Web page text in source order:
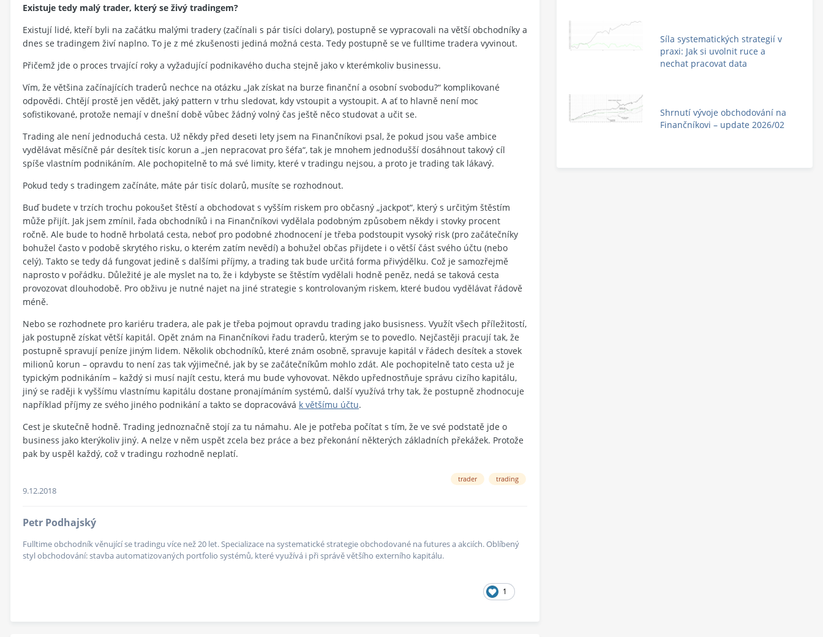
Existuje tedy malý trader, který se živý tradingem?
Existují lidé, kteří byli na začátku malými tradery (začínali s pár tisíci dolary), postupně se vypracovali na větší obchodníky a
dnes se tradingem živí naplno. To je z mé zkušenosti jediná možná cesta. Tedy postupně se ve fulltime tradera vyvinout.
Přičemž jde o proces trvající roky a vyžadující podnikavého ducha stejně jako v kterémkoliv businessu.
Vím, že většina začínajících traderů nechce na otázku „Jak získat na burze finanční a osobní svobodu?“ komplikované
odpovědi. Chtějí prostě jen vědět, jaký pattern v trhu sledovat, kdy vstoupit a vystoupit. A ať to hlavně není moc
sofistikované, protože nemají v dnešní době vůbec žádný volný čas ještě něco studovat a učit se.
Trading ale není jednoduchá cesta. Už někdy před deseti lety jsem na Finančníkovi psal, že pokud jsou vaše ambice
vydělávat měsíčně pár desítek tisíc korun a „jen nepracovat pro šéfa“, tak je mnohem jednodušší dosáhnout takový cíl
spíše vlastním podnikáním. Ale pochopitelně to má své limity, které v tradingu nejsou, a proto je trading tak lákavý.
Pokud tedy s tradingem začínáte, máte pár tisíc dolarů, musíte se rozhodnout.
Buď budete v trzích trochu pokoušet štěstí a obchodovat s vyšším riskem pro občasný „jackpot“, který s určitým štěstím
může přijít. Jak jsem zmínil, řada obchodníků i na Finančníkovi vydělala podobným způsobem někdy i stovky procent
ročně. Ale bude to hodně hrbolatá cesta, neboť pro podobné zhodnocení je třeba podstoupit vysoký risk (pro začátečníky
bohužel často v podobě skrytého risku, o kterém zatím nevědí) a bohužel občas přijdete i o větší část svého účtu (nebo
celý). Takto se tedy dá fungovat jedině s dalšími příjmy, a trading tak bude určitá forma přivýdělku. Což je samozřejmě
naprosto v pořádku. Důležité je ale myslet na to, že i kdybyste se štěstím vydělali hodně peněz, nedá se taková cesta
provozovat dlouhodobě. Pro obživu je nutné najet na jiné strategie s kontrolovaným riskem, které budou vydělávat řádově
méně.
Nebo se rozhodnete pro kariéru tradera, ale pak je třeba pojmout opravdu trading jako busisness. Využít všech příležitostí,
jak postupně získat větší kapitál. Opět znám na Finančníkovi řadu traderů, kterým se to povedlo. Nejčastěji pracují tak, že
postupně spravují peníze jiným lidem. Několik obchodníků, které znám osobně, spravuje kapitál v řádech desítek a stovek
milionů korun – opravdu to není zas tak výjimečné, jak by se začátečníkům mohlo zdát. Ale pochopitelně tato cesta už je
typickým podnikáním – každý si musí najít cestu, která mu bude vyhovovat. Někdo upřednostňuje správu cizího kapitálu,
jiný se raději k vyššímu vlastnímu kapitálu dostane pronajímáním systémů, další využívá trhy tak, že postupně zhodnocuje
například příjmy ze svého jiného podnikání a takto se dopracovává k většímu účtu.
Cest je skutečně hodně. Trading jednoznačně stojí za tu námahu. Ale je potřeba počítat s tím, že ve své podstatě jde o
business jako kterýkoliv jiný. A nelze v něm uspět zcela bez práce a bez překonání některých základních překážek. Protože
pak by uspěl každý, což v tradingu rozhodně neplatí.
trader trading
9.12.2018
Petr Podhajský
Fulltime obchodník věnující se tradingu více než 20 let. Specializace na systematické strategie obchodované na futures a akciích. Oblíbený
styl obchodování: stavba automatizovaných portfolio systémů, které využívá i při správě většího externího kapitálu.
1
Síla systematických strategií v
praxi: Jak si uvolnit ruce a
nechat pracovat data
Shrnutí vývoje obchodování na
Finančníkovi – update 2026/02